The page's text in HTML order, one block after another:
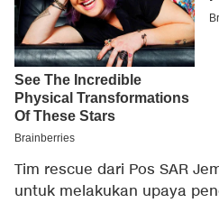
Tim rescue dari Pos SAR
untuk melakukan upaya